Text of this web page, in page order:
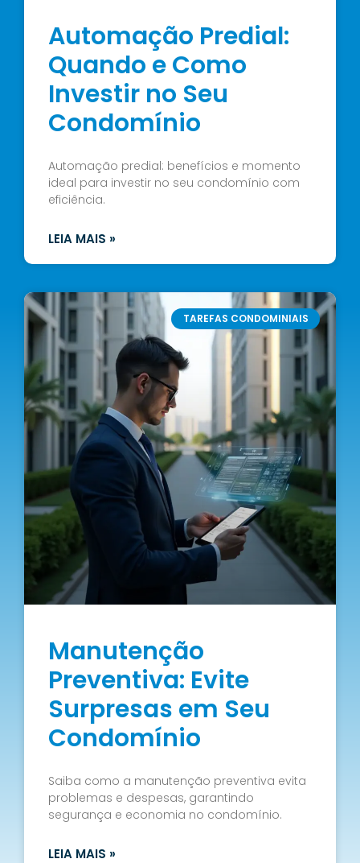
Automação Predial:
Quando e Como
Investir no Seu
Condomínio
Automação predial: benefícios e momento
ideal para investir no seu condomínio com
eficiência.
LEIA MAIS »
TAREFAS CONDOMINIAIS
Manutenção
Preventiva: Evite
Surpresas em Seu
Condomínio
Saiba como a manutenção preventiva evita
problemas e despesas, garantindo
segurança e economia no condomínio.
LEIA MAIS »